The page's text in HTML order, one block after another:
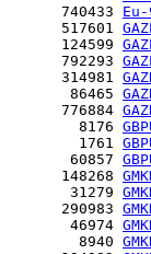
      740433
      517601
      124599
      792293
      314981
       86465
      776884
        8176
        1761
       60857
      148268
       31279
      290983
       46974
        8940